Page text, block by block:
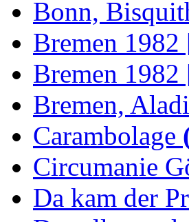
Bonn,
Bremen
Bremen
Bremen,
Carambolage
Circumanie
Da kam der